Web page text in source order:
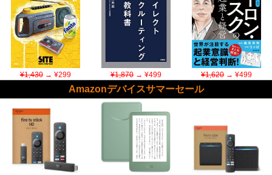
¥1,430→ ¥299 ¥1,870→ ¥499 ¥1,620→ ¥499
Amazonデバイスサマーセール